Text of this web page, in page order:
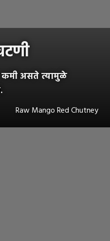
असते त्यामुळे
Raw Mango Red Chutney